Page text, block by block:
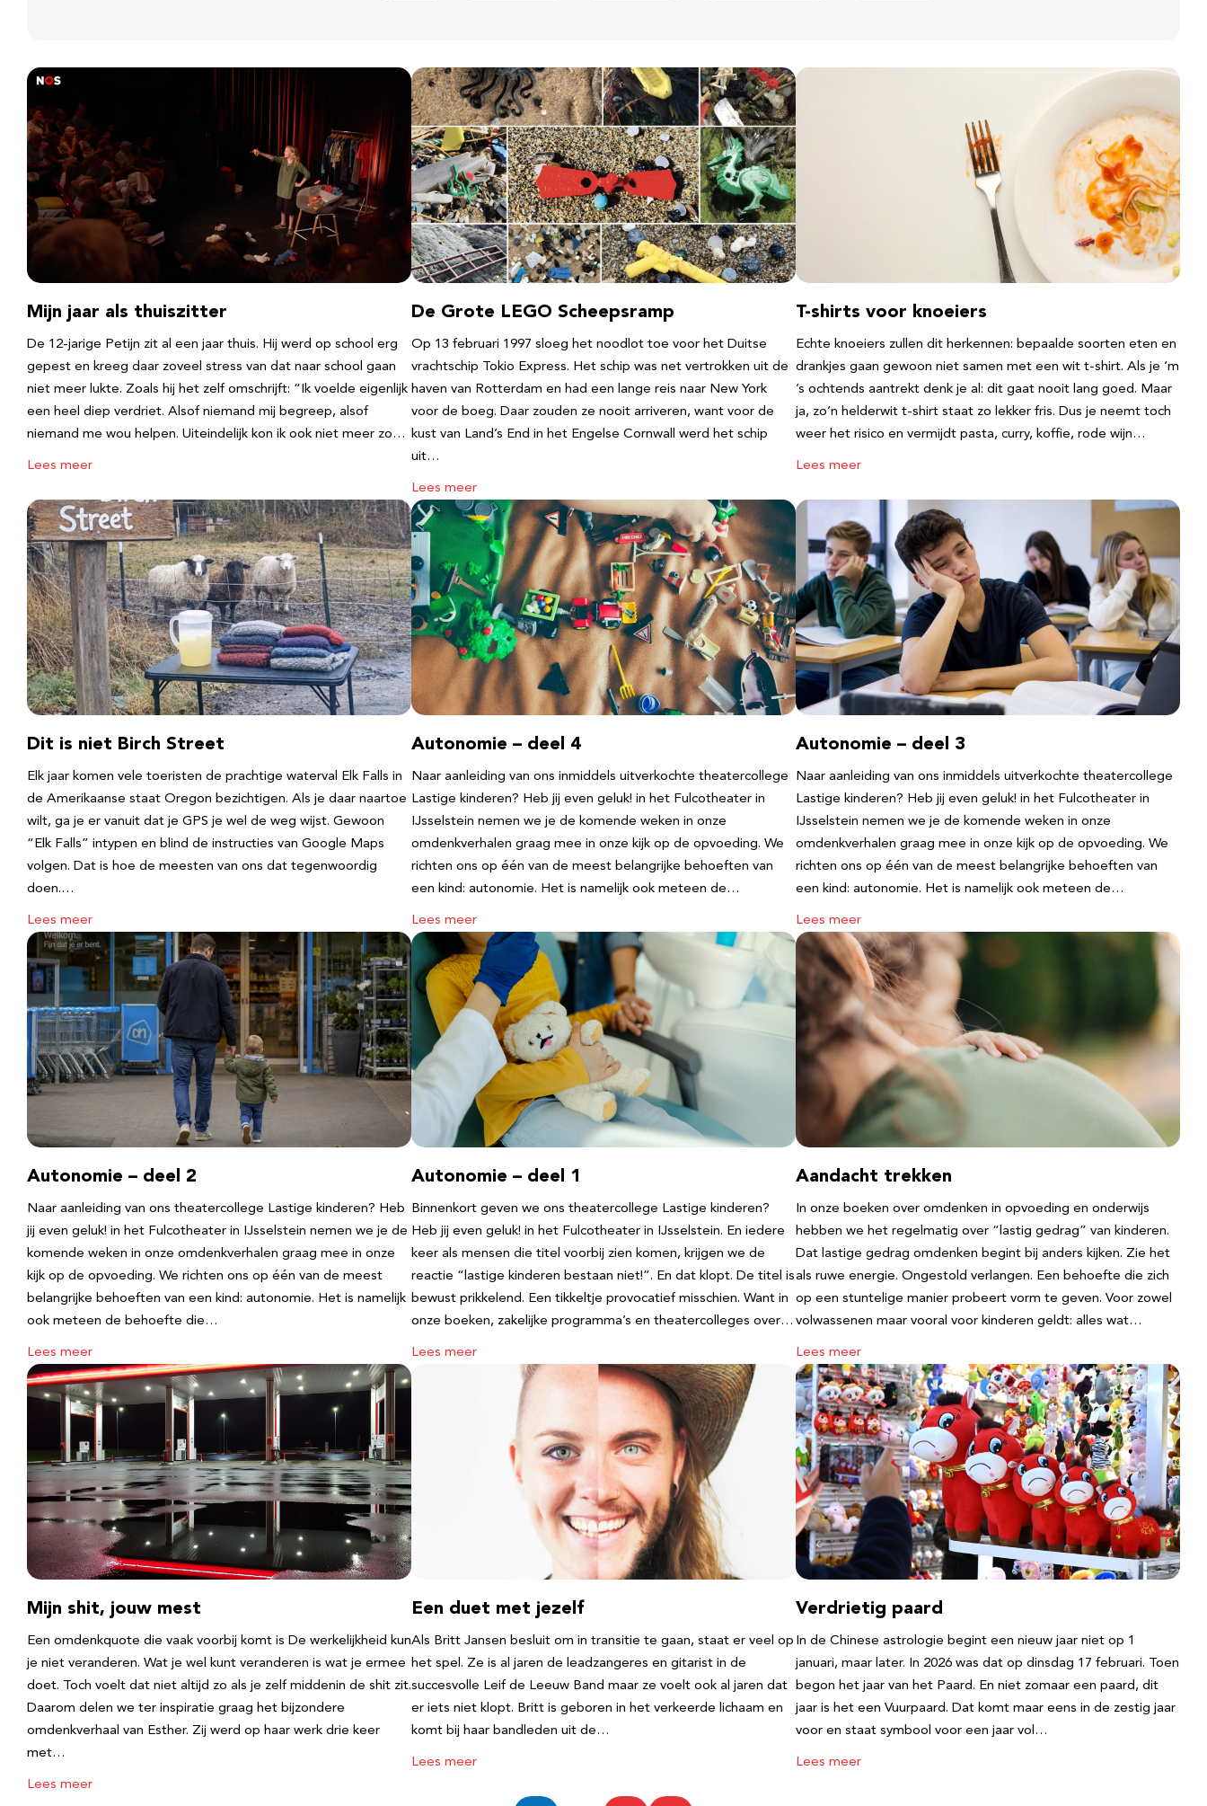
Mijn jaar als thuiszitter
De 12-jarige Petijn zit al een jaar thuis. Hij werd op school erg
gepest en kreeg daar zoveel stress van dat naar school gaan
niet meer lukte. Zoals hij het zelf omschrijft: “Ik voelde eigenlijk
een heel diep verdriet. Alsof niemand mij begreep, alsof
niemand me wou helpen. Uiteindelijk kon ik ook niet meer zo…
Lees meer
De Grote LEGO Scheepsramp
Op 13 februari 1997 sloeg het noodlot toe voor het Duitse
vrachtschip Tokio Express. Het schip was net vertrokken uit de
haven van Rotterdam en had een lange reis naar New York
voor de boeg. Daar zouden ze nooit arriveren, want voor de
kust van Land’s End in het Engelse Cornwall werd het schip
uit…
Lees meer
T-shirts voor knoeiers
Echte knoeiers zullen dit herkennen: bepaalde soorten eten en
drankjes gaan gewoon niet samen met een wit t-shirt. Als je ‘m
’s ochtends aantrekt denk je al: dit gaat nooit lang goed. Maar
ja, zo’n helderwit t-shirt staat zo lekker fris. Dus je neemt toch
weer het risico en vermijdt pasta, curry, koffie, rode wijn…
Lees meer
Dit is niet Birch Street
Elk jaar komen vele toeristen de prachtige waterval Elk Falls in
de Amerikaanse staat Oregon bezichtigen. Als je daar naartoe
wilt, ga je er vanuit dat je GPS je wel de weg wijst. Gewoon
“Elk Falls” intypen en blind de instructies van Google Maps
volgen. Dat is hoe de meesten van ons dat tegenwoordig
doen.…
Lees meer
Autonomie – deel 4
Naar aanleiding van ons inmiddels uitverkochte theatercollege
Lastige kinderen? Heb jij even geluk! in het Fulcotheater in
IJsselstein nemen we je de komende weken in onze
omdenkverhalen graag mee in onze kijk op de opvoeding. We
richten ons op één van de meest belangrijke behoeften van
een kind: autonomie. Het is namelijk ook meteen de…
Lees meer
Autonomie – deel 3
Naar aanleiding van ons inmiddels uitverkochte theatercollege
Lastige kinderen? Heb jij even geluk! in het Fulcotheater in
IJsselstein nemen we je de komende weken in onze
omdenkverhalen graag mee in onze kijk op de opvoeding. We
richten ons op één van de meest belangrijke behoeften van
een kind: autonomie. Het is namelijk ook meteen de…
Lees meer
Autonomie – deel 2
Naar aanleiding van ons theatercollege Lastige kinderen? Heb
jij even geluk! in het Fulcotheater in IJsselstein nemen we je de
komende weken in onze omdenkverhalen graag mee in onze
kijk op de opvoeding. We richten ons op één van de meest
belangrijke behoeften van een kind: autonomie. Het is namelijk
ook meteen de behoefte die…
Lees meer
Autonomie – deel 1
Binnenkort geven we ons theatercollege Lastige kinderen?
Heb jij even geluk! in het Fulcotheater in IJsselstein. En iedere
keer als mensen die titel voorbij zien komen, krijgen we de
reactie “lastige kinderen bestaan niet!”. En dat klopt. De titel is
bewust prikkelend. Een tikkeltje provocatief misschien. Want in
onze boeken, zakelijke programma’s en theatercolleges over…
Lees meer
Aandacht trekken
In onze boeken over omdenken in opvoeding en onderwijs
hebben we het regelmatig over “lastig gedrag” van kinderen.
Dat lastige gedrag omdenken begint bij anders kijken. Zie het
als ruwe energie. Ongestold verlangen. Een behoefte die zich
op een stuntelige manier probeert vorm te geven. Voor zowel
volwassenen maar vooral voor kinderen geldt: alles wat…
Lees meer
Mijn shit, jouw mest
Een omdenkquote die vaak voorbij komt is De werkelijkheid kun
je niet veranderen. Wat je wel kunt veranderen is wat je ermee
doet. Toch voelt dat niet altijd zo als je zelf middenin de shit zit.
Daarom delen we ter inspiratie graag het bijzondere
omdenkverhaal van Esther. Zij werd op haar werk drie keer
met…
Lees meer
Een duet met jezelf
Als Britt Jansen besluit om in transitie te gaan, staat er veel op
het spel. Ze is al jaren de leadzangeres en gitarist in de
succesvolle Leif de Leeuw Band maar ze voelt ook al jaren dat
er iets niet klopt. Britt is geboren in het verkeerde lichaam en
komt bij haar bandleden uit de…
Lees meer
Verdrietig paard
In de Chinese astrologie begint een nieuw jaar niet op 1
januari, maar later. In 2026 was dat op dinsdag 17 februari. Toen
begon het jaar van het Paard. En niet zomaar een paard, dit
jaar is het een Vuurpaard. Dat komt maar eens in de zestig jaar
voor en staat symbool voor een jaar vol…
Lees meer